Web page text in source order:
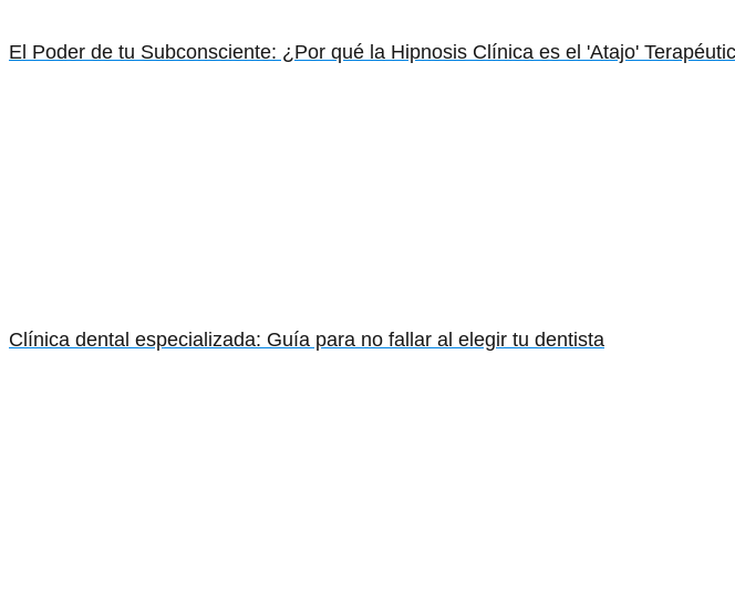
El Poder de tu Subconsciente: ¿Por qué la Hipnosis Clínica es el 'Atajo'
Clínica dental especializada: Guía para no fallar al elegir tu dentista